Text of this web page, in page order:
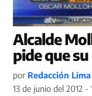
Alcalde
pide que su
por Redacción Lima
13 de junio del 2012 -